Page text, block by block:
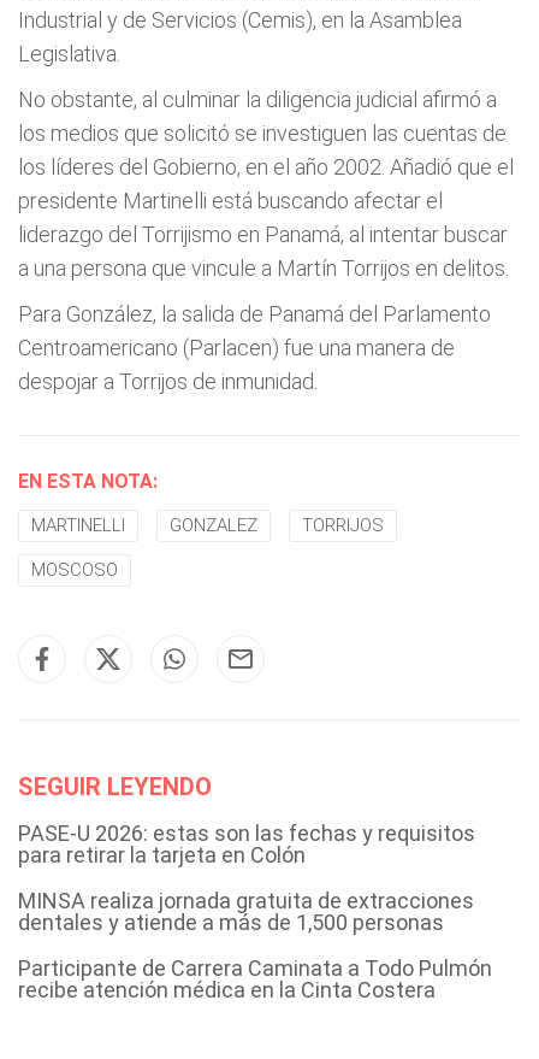
Industrial y de Servicios (Cemis), en la Asamblea
Legislativa.
No obstante, al culminar la diligencia judicial afirmó a
los medios que solicitó se investiguen las cuentas de
los líderes del Gobierno, en el año 2002. Añadió que el
presidente Martinelli está buscando afectar el
liderazgo del Torrijismo en Panamá, al intentar buscar
a una persona que vincule a Martín Torrijos en delitos.
Para González, la salida de Panamá del Parlamento
Centroamericano (Parlacen) fue una manera de
despojar a Torrijos de inmunidad.
EN ESTA NOTA:
MARTINELLI GONZALEZ TORRIJOS
MOSCOSO
SEGUIR LEYENDO
PASE-U 2026: estas son las fechas y requisitos
para retirar la tarjeta en Colón
MINSA realiza jornada gratuita de extracciones
dentales y atiende a más de 1,500 personas
Participante de Carrera Caminata a Todo Pulmón
recibe atención médica en la Cinta Costera